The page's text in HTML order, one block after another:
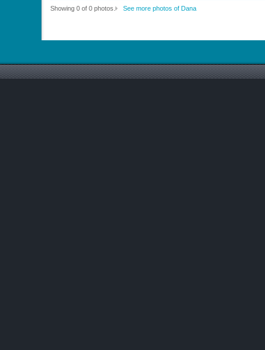
Showing 0 of 0 photos. See more photos of Dana